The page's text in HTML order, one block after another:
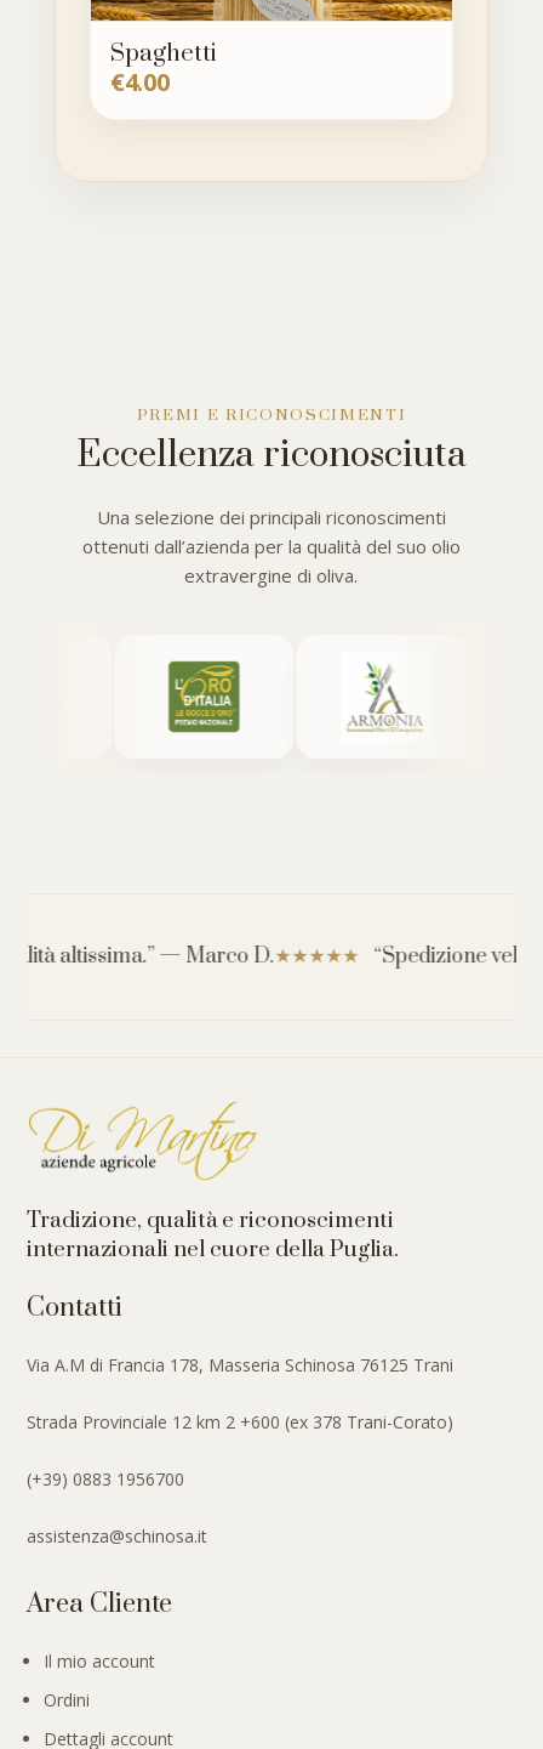
Spaghetti
€4.00
PREMI E RICONOSCIMENTI
Eccellenza riconosciuta
Una selezione dei principali riconoscimenti
ottenuti dall’azienda per la qualità del suo olio
extravergine di oliva.
altissima.” — Marco D. “Spedizione veloce e
Tradizione, qualità e riconoscimenti
internazionali nel cuore della Puglia.
Contatti
Via A.M di Francia 178, Masseria Schinosa 76125 Trani
Strada Provinciale 12 km 2 +600 (ex 378 Trani-Corato)
(+39) 0883 1956700
assistenza@schinosa.it
Area Cliente
Il mio account
Ordini
Dettagli account